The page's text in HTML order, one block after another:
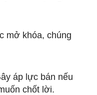
mở khóa, chúng
áp lực bán nếu
chốt lời.